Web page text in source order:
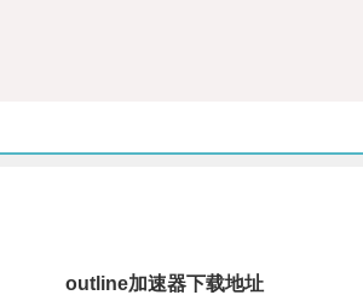
outline加速器下载地址